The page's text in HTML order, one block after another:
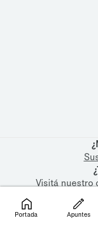
Visitá nuestro
Portada Apuntes